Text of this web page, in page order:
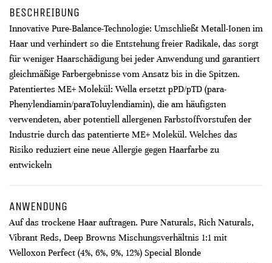
BESCHREIBUNG
Innovative Pure-Balance-Technologie: Umschließt Metall-Ionen im
Haar und verhindert so die Entstehung freier Radikale, das sorgt
für weniger Haarschädigung bei jeder Anwendung und garantiert
gleichmäßige Farbergebnisse vom Ansatz bis in die Spitzen.
Patentiertes ME+ Molekül: Wella ersetzt pPD/pTD (para-
Phenylendiamin/paraToluylendiamin), die am häufigsten
verwendeten, aber potentiell allergenen Farbstoffvorstufen der
Industrie durch das patentierte ME+ Molekül. Welches das
Risiko reduziert eine neue Allergie gegen Haarfarbe zu
entwickeln
ANWENDUNG
Auf das trockene Haar auftragen. Pure Naturals, Rich Naturals,
Vibrant Reds, Deep Browns Mischungsverhältnis 1:1 mit
Welloxon Perfect (4%, 6%, 9%, 12%) Special Blonde